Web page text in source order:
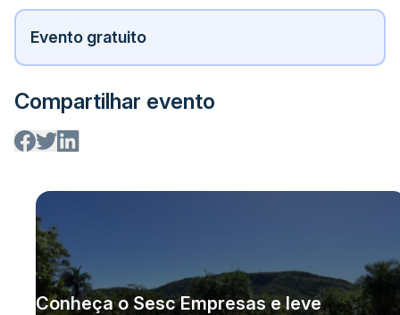
Evento gratuito
Compartilhar evento
Conheça o Sesc Empresas e leve